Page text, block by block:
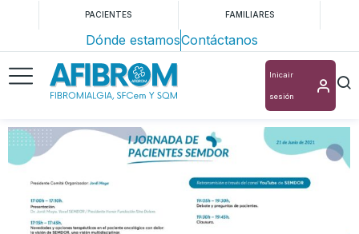
PACIENTES FAMILIARES
Dónde estamosContáctanos
Inicair
sesión